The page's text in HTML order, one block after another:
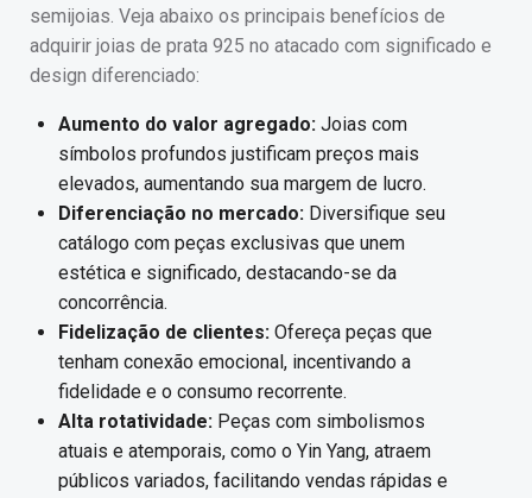
semijoias. Veja abaixo os principais benefícios de
adquirir joias de prata 925 no atacado com significado e
design diferenciado:
Aumento do valor agregado: Joias com
símbolos profundos justificam preços mais
elevados, aumentando sua margem de lucro.
Diferenciação no mercado: Diversifique seu
catálogo com peças exclusivas que unem
estética e significado, destacando-se da
concorrência.
Fidelização de clientes: Ofereça peças que
tenham conexão emocional, incentivando a
fidelidade e o consumo recorrente.
Alta rotatividade: Peças com simbolismos
atuais e atemporais, como o Yin Yang, atraem
públicos variados, facilitando vendas rápidas e